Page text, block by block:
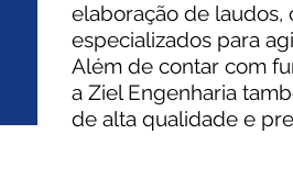
elaboração de
especializados para
Além de contar com
a Ziel Engenharia
de alta qualidade e